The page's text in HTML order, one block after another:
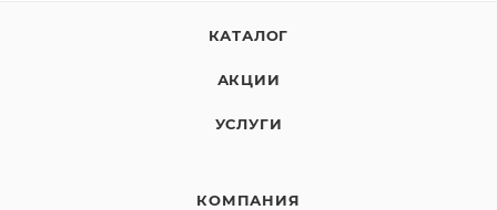
КАТАЛОГ
АКЦИИ
УСЛУГИ
КОМПАНИЯ